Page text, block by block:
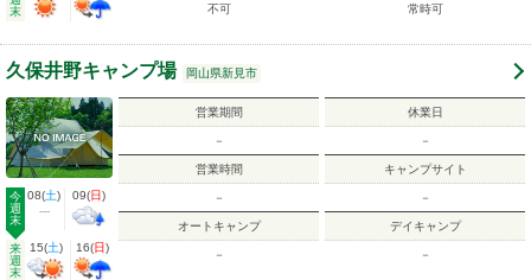
末
不可 常時可
久保井野キャンプ場 岡山県新見市
今
週
末
08(土)
---
09(日)
来
週
末
15(土) 16(日)
営業期間
－
休業日
－
営業時間
－
キャンプサイト
－
オートキャンプ
－
デイキャンプ
－